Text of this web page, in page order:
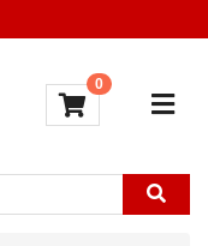
0